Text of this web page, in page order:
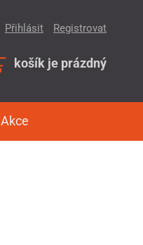
košík je prázdný
Akce
Přihlásit Registrovat